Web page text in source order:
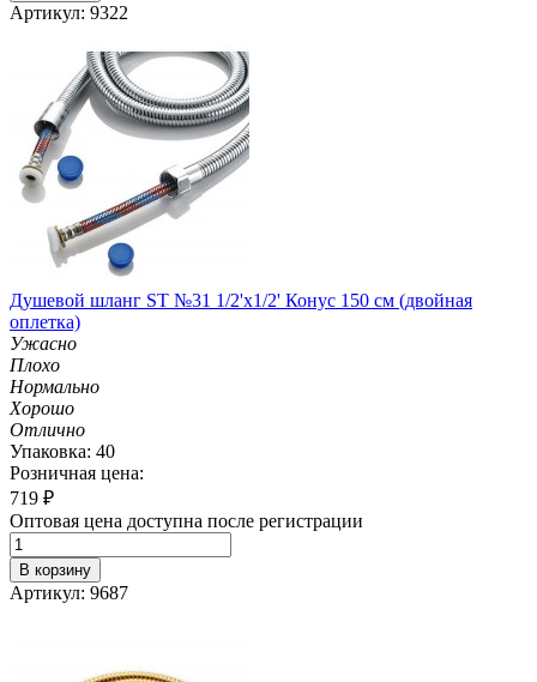
Артикул: 9322
Душевой шланг ST №31 1/2'х1/2' Конус 150 см (двойная
оплетка)
Ужасно
Плохо
Нормально
Хорошо
Отлично
Упаковка: 40
Розничная цена:
719 ₽
Оптовая цена доступна после регистрации
В корзину
Артикул: 9687